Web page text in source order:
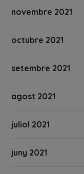
novembre 2021
octubre 2021
setembre 2021
agost 2021
juliol 2021
juny 2021